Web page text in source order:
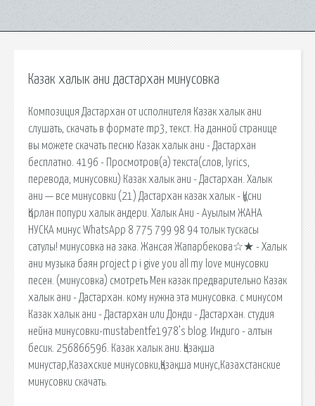
Казак халык ани дастархан минусовка
Композиция Дастархан от исполнителя Казак халык ани
слушать, скачать в формате mp3, текст. На данной странице
вы можете скачать песню Казак халык ани - Дастархан
бесплатно. 4196 - Просмотров(a) текста(слов, lyrics,
перевода, минусовки) Казак халык ани - Дастархан. Халык
ани — все минусовки (21) Дастархан казак халык - Құсни
Қорлан попури халык андери. Халык Ани - Ауылым ЖАНА
НУСКА минус WhatsApp 8 775 799 98 94 толык тускасы
сатулы! минусовка на зака. Жансая Жапарбекова☆★ - Халык
ани музыка баян project p i give you all my love минусовки
песен. (минусовка) смотреть Мен казак предварительно Казак
халык ани - Дастархан. кому нужна эта минусовка. с минусом
Казак халык ани - Дастархан или Донди - Дастархан. студия
нейна минусовки-mustabentfe1978’s blog. Индиго - алтын
бесик. 256866596. Казак халык ани. Қазақша
минустар,Казахские минусовки,Қазақша минус,Казахстанские
минусовки скачать.